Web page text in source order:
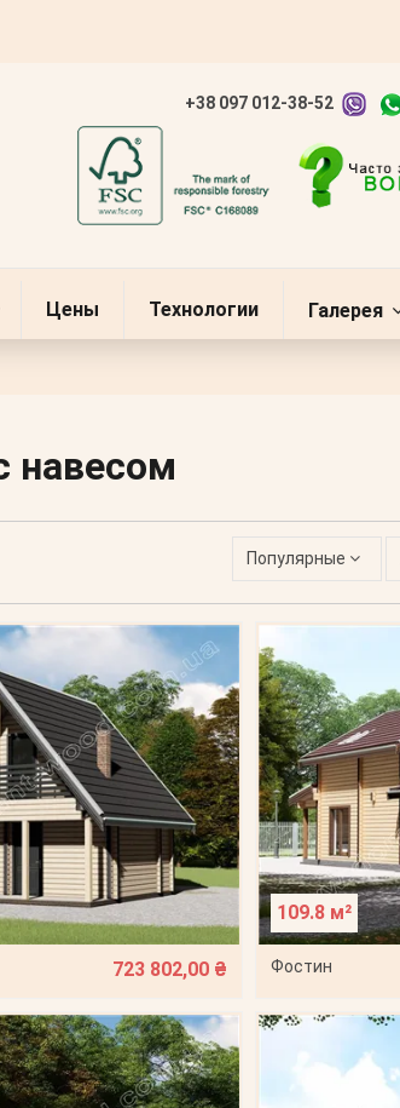
+38 097 012-38-52
Цены Технологии Галерея
навесом
Популярные
723 802,00 ₴
109.8 м²
Фостин